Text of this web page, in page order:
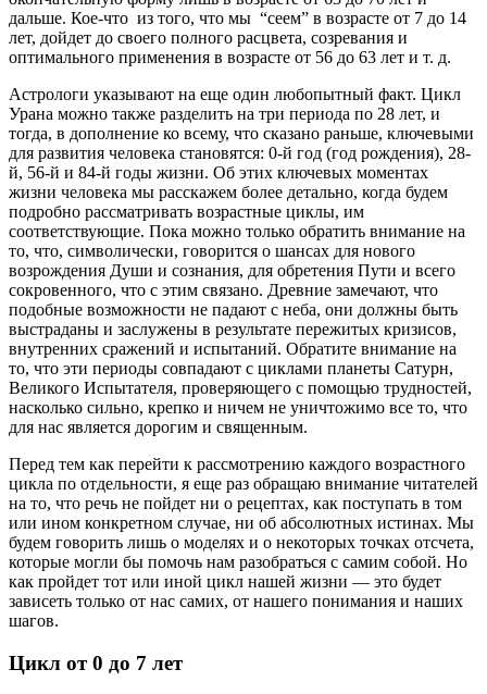
дальше. Кое-что из того, что мы “сеем” в возрасте от 7 до 14
лет, дойдет до своего полного расцвета, созревания и
оптимального применения в возрасте от 56 до 63 лет и т. д.
Астрологи указывают на еще один любопытный факт. Цикл
Урана можно также разделить на три периода по 28 лет, и
тогда, в дополнение ко всему, что сказано раньше, ключевыми
для развития человека становятся: 0-й год (год рождения), 28-
й, 56-й и 84-й годы жизни. Об этих ключевых моментах
жизни человека мы расскажем более детально, когда будем
подробно рассматривать возрастные циклы, им
соответствующие. Пока можно только обратить внимание на
то, что, символически, говорится о шансах для нового
возрождения Души и сознания, для обретения Пути и всего
сокровенного, что с этим связано. Древние замечают, что
подобные возможности не падают с неба, они должны быть
выстраданы и заслужены в результате пережитых кризисов,
внутренних сражений и испытаний. Обратите внимание на
то, что эти периоды совпадают с циклами планеты Сатурн,
Великого Испытателя, проверяющего с помощью трудностей,
насколько сильно, крепко и ничем не уничтожимо все то, что
для нас является дорогим и священным.
Перед тем как перейти к рассмотрению каждого возрастного
цикла по отдельности, я еще раз обращаю внимание читателей
на то, что речь не пойдет ни о рецептах, как поступать в том
или ином конкретном случае, ни об абсолютных истинах. Мы
будем говорить лишь о моделях и о некоторых точках отсчета,
которые могли бы помочь нам разобраться с самим собой. Но
как пройдет тот или иной цикл нашей жизни — это будет
зависеть только от нас самих, от нашего понимания и наших
шагов.
Цикл от 0 до 7 лет